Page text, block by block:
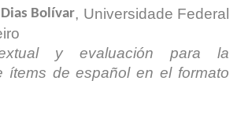
Bolívar, Universidade Federal
y evaluación para la
ítems deespañol en el formato